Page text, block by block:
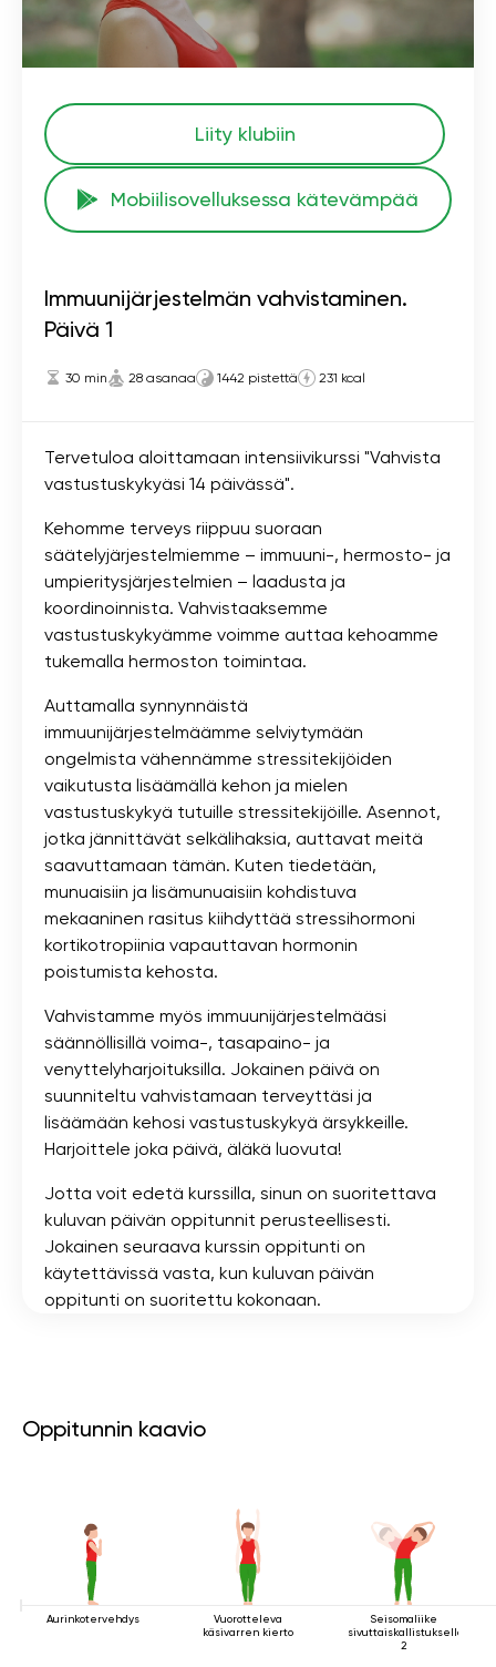
Liity klubiin
Mobiilisovelluksessa kätevämpää
Immuunijärjestelmän vahvistaminen.
Päivä 1
30 min 28 asanaa 1442 pistettä 231 kcal
Tervetuloa aloittamaan intensiivikurssi "Vahvista
vastustuskykyäsi 14 päivässä".
Kehomme terveys riippuu suoraan
säätelyjärjestelmiemme – immuuni-, hermosto- ja
umpieritysjärjestelmien – laadusta ja
koordinoinnista. Vahvistaaksemme
vastustuskykyämme voimme auttaa kehoamme
tukemalla hermoston toimintaa.
Auttamalla synnynnäistä
immuunijärjestelmäämme selviytymään
ongelmista vähennämme stressitekijöiden
vaikutusta lisäämällä kehon ja mielen
vastustuskykyä tutuille stressitekijöille. Asennot,
jotka jännittävät selkälihaksia, auttavat meitä
saavuttamaan tämän. Kuten tiedetään,
munuaisiin ja lisämunuaisiin kohdistuva
mekaaninen rasitus kiihdyttää stressihormoni
kortikotropiinia vapauttavan hormonin
poistumista kehosta.
Vahvistamme myös immuunijärjestelmääsi
säännöllisillä voima-, tasapaino- ja
venyttelyharjoituksilla. Jokainen päivä on
suunniteltu vahvistamaan terveyttäsi ja
lisäämään kehosi vastustuskykyä ärsykkeille.
Harjoittele joka päivä, äläkä luovuta!
Jotta voit edetä kurssilla, sinun on suoritettava
kuluvan päivän oppitunnit perusteellisesti.
Jokainen seuraava kurssin oppitunti on
käytettävissä vasta, kun kuluvan päivän
oppitunti on suoritettu kokonaan.
Oppitunnin kaavio
Aurinkotervehdys
Vuorotteleva
käsivarren kierto
Seisomaliike
sivuttaiskallistuksella
2